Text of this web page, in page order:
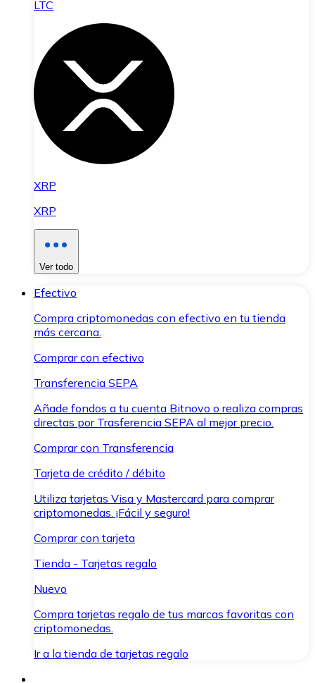
LTC
XRP
XRP
Ver todo
Efectivo
Compra criptomonedas con efectivo en tu tienda
más cercana.
Comprar con efectivo
Transferencia SEPA
Añade fondos a tu cuenta Bitnovo o realiza compras
directas por Trasferencia SEPA al mejor precio.
Comprar con Transferencia
Tarjeta de crédito / débito
Utiliza tarjetas Visa y Mastercard para comprar
criptomonedas. ¡Fácil y seguro!
Comprar con tarjeta
Tienda - Tarjetas regalo
Nuevo
Compra tarjetas regalo de tus marcas favoritas con
criptomonedas.
Ir a la tienda de tarjetas regalo